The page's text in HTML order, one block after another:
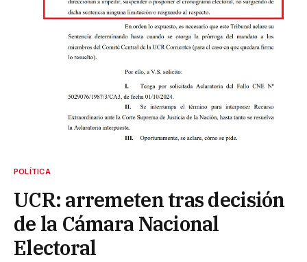
POLÍTICA
UCR: arremeten tras decisión
de la Cámara Nacional
Electoral